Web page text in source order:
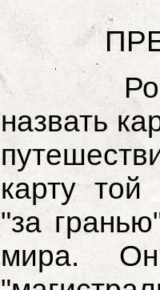
назвать
карту той
"за
мира.